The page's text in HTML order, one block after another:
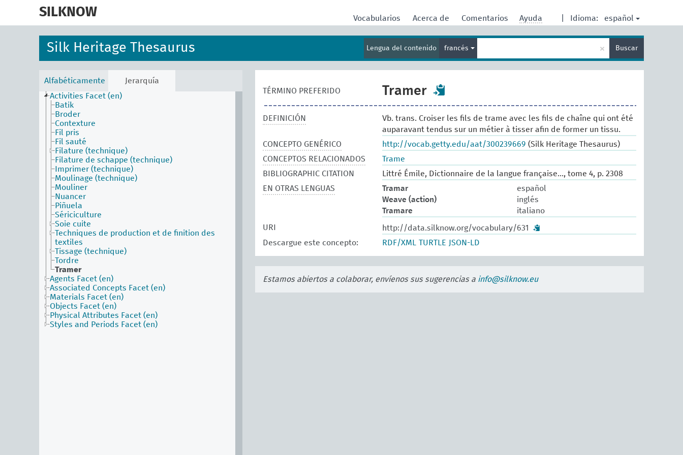
SILKNOW Idioma: español
Vocabularios Acerca de Comentarios Ayuda
Silk Heritage Thesaurus Lengua del contenido francés
term
× Buscar
Alfabéticamente
Jerarquía
Activities Facet (en)
Batik
Broder
Contexture
Fil pris
Fil sauté
Filature (technique)
Filature de schappe (technique)
Imprimer (technique)
Moulinage (technique)
Mouliner
Nuancer
Piñuela
Sériciculture
Soie cuite
Techniques de production et de finition des
textiles
Tissage (technique)
Tordre
Tramer
Agents Facet (en)
Associated Concepts Facet (en)
Materials Facet (en)
Objects Facet (en)
Physical Attributes Facet (en)
Styles and Periods Facet (en)
TÉRMINO PREFERIDO Tramer
DEFINICIÓN
Vb. trans. Croiser les fils de trame avec les fils de chaîne qui ont été
auparavant tendus sur un métier à tisser afin de former un tissu.
CONCEPTO GENÉRICO
http://vocab.getty.edu/aat/300239669 (Silk Heritage Thesaurus)
CONCEPTOS RELACIONADOS
Trame
BIBLIOGRAPHIC CITATION
Littré Émile, Dictionnaire de la langue française..., tome 4, p. 2308
EN OTRAS LENGUAS
Tramar
español
Weave (action)
inglés
Tramare
italiano
URI
http://data.silknow.org/vocabulary/631
Descargue este concepto:
RDF/XML TURTLE JSON-LD
Estamos abiertos a colaborar, envíenos sus sugerencias a info@silknow.eu